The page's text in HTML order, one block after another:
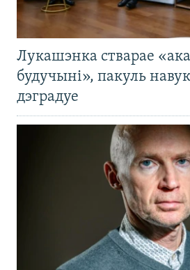
Лукашэнка стварае
будучыні», пакуль
дэградуе